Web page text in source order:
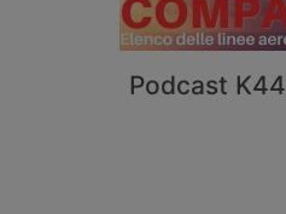
Podcast K44